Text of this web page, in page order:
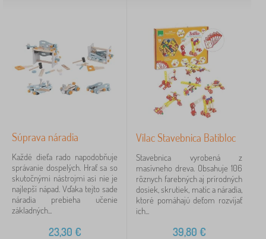
Súprava náradia
Každé dieťa rado napodobňuje
správanie dospelých. Hrať sa so
skutočnými nástrojmi asi nie je
najlepší nápad. Vďaka tejto sade
náradia prebieha učenie
základných...
23,30 €
Vilac Stavebnica Batibloc
Stavebnica vyrobená z
masívneho dreva. Obsahuje 106
rôznych farebných aj prírodných
dosiek, skrutiek, matíc a náradia,
ktoré pomáhajú deťom rozvíjať
ich...
39,80 €